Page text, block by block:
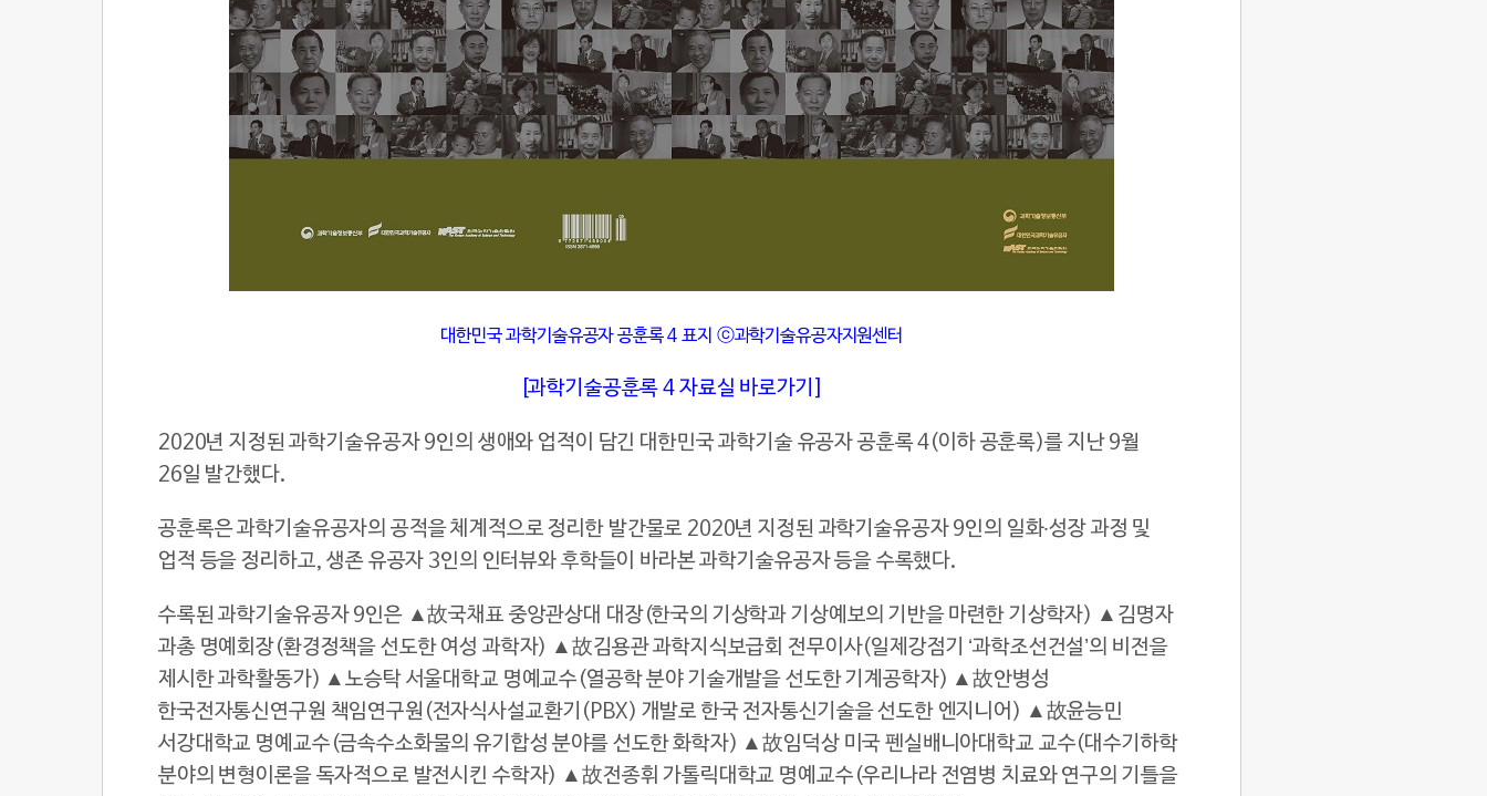
대한민국 과학기술유공자 공훈록4표지 ⓒ과학기술유공자지원센터
[과학기술공훈록 4 자료실 바로가기]
2020년 지정된 과학기술유공자 9인의 생애와 업적이 담긴 대한민국 과학기술 유공자 공훈록 4(이하 공훈록)를 지난 9월
26일 발간했다.
공훈록은 과학기술유공자의 공적을 체계적으로 정리한 발간물로 2020년 지정된 과학기술유공자 9인의 일화‧성장 과정 및
업적 등을 정리하고, 생존 유공자 3인의 인터뷰와 후학들이 바라본 과학기술유공자 등을 수록했다.
수록된 과학기술유공자 9인은 ▲故국채표 중앙관상대 대장(한국의 기상학과 기상예보의 기반을 마련한 기상학자) ▲김명자
과총 명예회장(환경정책을 선도한 여성 과학자) ▲故김용관 과학지식보급회 전무이사(일제강점기 ‘과학조선건설’의 비전을
제시한 과학활동가) ▲노승탁 서울대학교 명예교수(열공학 분야 기술개발을 선도한 기계공학자) ▲故안병성
한국전자통신연구원 책임연구원(전자식사설교환기(PBX) 개발로 한국 전자통신기술을 선도한 엔지니어) ▲故윤능민
서강대학교 명예교수(금속수소화물의 유기합성 분야를 선도한 화학자) ▲故임덕상 미국 펜실배니아대학교 교수(대수기하학
분야의 변형이론을 독자적으로 발전시킨 수학자) ▲故전종휘 가톨릭대학교 명예교수(우리나라 전염병 치료와 연구의 기틀을